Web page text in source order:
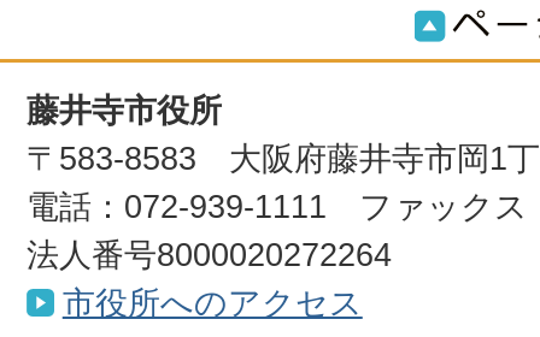
藤井寺市役所
〒583-8583 大阪府藤井寺市岡1
電話：072-939-1111 ファックス
法人番号8000020272264
市役所へのアクセス